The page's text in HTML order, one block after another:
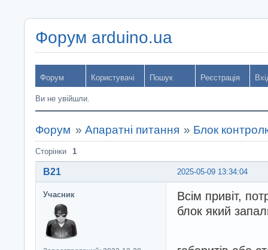
Форум arduino.ua
Форум Користувачі Пошук Реєстрація
Ви не увійшли.
Форум » Апаратні питання » Блок
Сторінки 1
2025-05-09 13:34:04
B21
Учасник
Всім привіт,
блок який